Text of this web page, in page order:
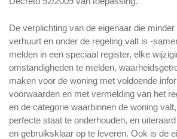
De verplichting van de eigenaar die
verhuurt en onder de regeling valt is -
melden in een speciaal register, elke
omstandigheden te melden,
maken voor de woning met voldoende
voorwaarden en met vermelding van het
en de categorie waarbinnen de woning
perfecte staat te onderhouden, en
en gebruiksklaar op te leveren. Ook is de